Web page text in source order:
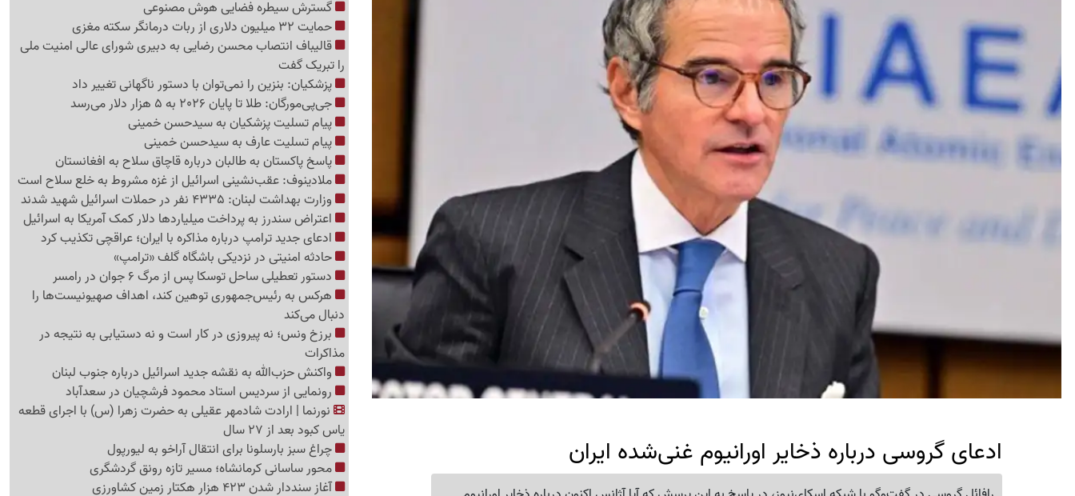
ادعای گروسی درباره ذخایر اورانیوم غنی‌شده ایران
گسترش سیطره فضایی هوش مصنوعی
حمایت 32 میلیون دلاری از ربات درمانگر سکته مغزی
قالیباف انتصاب محسن رضایی به دبیری شورای عالی امنیت ملی
را تبریک گفت
پزشکیان: بنزین را نمی‌توان با دستور ناگهانی تغییر داد
جی‌پی‌مورگان: طلا تا پایان 2026 به 5 هزار دلار می‌رسد
پیام تسلیت پزشکیان به سیدحسن خمینی
پیام تسلیت عارف به سیدحسن خمینی
پاسخ پاکستان به طالبان درباره قاچاق سلاح به افغانستان
ملادینوف: عقب‌نشینی اسرائیل از غزه مشروط به خلع سلاح است
وزارت بهداشت لبنان: 4335 نفر در حملات اسرائیل شهید شدند
اعتراض سندرز به پرداخت میلیاردها دلار کمک آمریکا به اسرائیل
ادعای جدید ترامپ درباره مذاکره با ایران؛ عراقچی تکذیب کرد
حادثه امنیتی در نزدیکی باشگاه گلف «ترامپ»
دستور تعطیلی ساحل توسکا پس از مرگ 6 جوان در رامسر
هرکس به رئیس‌جمهوری توهین کند، اهداف صهیونیست‌ها را
دنبال می‌کند
برزخ ونس؛ نه پیروزی در کار است و نه دستیابی به نتیجه در
مذاکرات
واکنش حزب‌الله به نقشه جدید اسرائیل درباره جنوب لبنان
رونمایی از سردیس استاد محمود فرشچیان در سعدآباد
نورنما | ارادت شادمهر عقیلی به حضرت زهرا (س) با اجرای قطعه
یاس کبود بعد از 27 سال
چراغ سبز بارسلونا برای انتقال آراخو به لیورپول
محور ساسانی کرمانشاه؛ مسیر تازه رونق گردشگری
آغاز سنددار شدن 423 هزار هکتار زمین کشاورزی